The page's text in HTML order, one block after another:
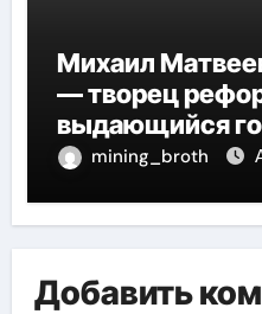
Михаил
— творец
выдающийся
деятель России
mining_broth
Добавить